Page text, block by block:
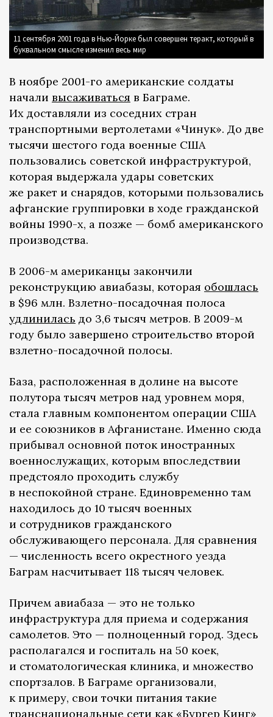
11 сентября 2001 года в Нью-Йорке был совершен теракт, который в
буквальном смысле изменил весь мир
В ноябре 2001-го американские солдаты
начали высаживаться в Баграме.
Их доставляли из соседних стран
транспортными вертолетами «Чинук». До две
тысячи шестого года военные США
пользовались советской инфраструктурой,
которая выдержала удары советских
же ракет и снарядов, которыми пользовались
афганские группировки в ходе гражданской
войны 1990-х, а позже — бомб американского
производства.
В 2006-м американцы закончили
реконструкцию авиабазы, которая обошлась
в $96 млн. Взлетно-посадочная полоса
удлинилась до 3,6 тысяч метров. В 2009-м
году было завершено строительство второй
взлетно-посадочной полосы.
База, расположенная в долине на высоте
полутора тысяч метров над уровнем моря,
стала главным компонентом операции США
и ее союзников в Афганистане. Именно сюда
прибывал основной поток иностранных
военнослужащих, которым впоследствии
предстояло проходить службу
в неспокойной стране. Единовременно там
находилось до 10 тысяч военных
и сотрудников гражданского
обслуживающего персонала. Для сравнения
— численность всего окрестного уезда
Баграм насчитывает 118 тысяч человек.
Причем авиабаза — это не только
инфраструктура для приема и содержания
самолетов. Это — полноценный город. Здесь
располагался и госпиталь на 50 коек,
и стоматологическая клиника, и множество
спортзалов. В Баграме организовали,
к примеру, свои точки питания такие
транснациональные сети как «Бургер Кинг»